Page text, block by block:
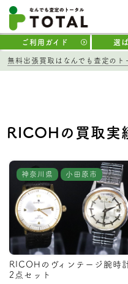
ご利用ガイド 選
無料出張買取はなんでも査定のト
RICOHの買取実
神奈川県 小田原市
RICOHのヴィンテージ腕時
2点セット